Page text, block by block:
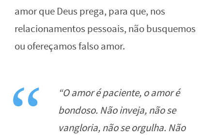
amor que Deus prega, para que, nos
relacionamentos pessoais, não busquemos
ou ofereçamos falso amor.
“O amor é paciente, o amor é
bondoso. Não inveja, não se
vangloria, não se orgulha. Não